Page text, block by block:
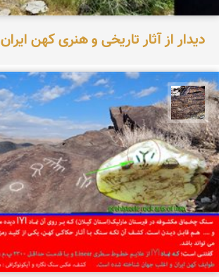
دیدار از آثار تاریخی و هنری کهن ایران
محمد ناصری فرد